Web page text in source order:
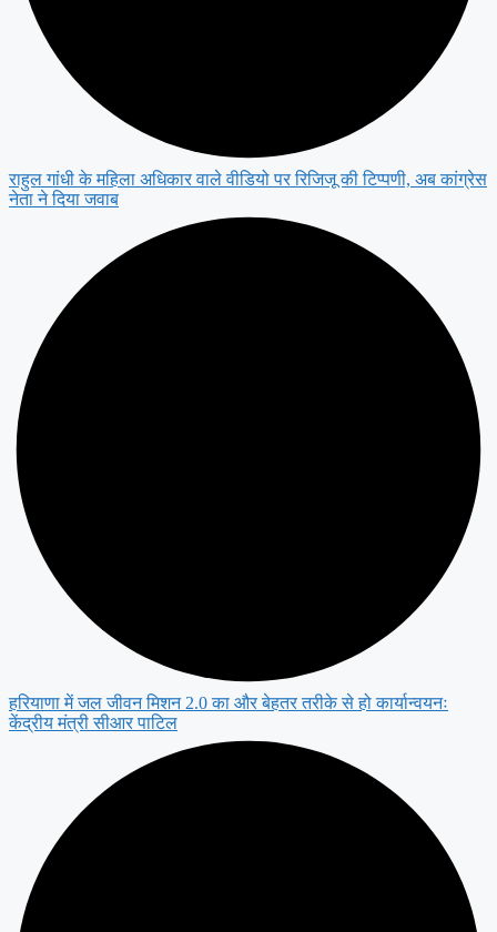
राहुल गांधी के महिला अधिकार वाले वीडियो पर रिजिजू की टिप्पणी, अब कांग्रेस
नेता ने दिया जवाब
हरियाणा में जल जीवन मिशन 2.0 का और बेहतर तरीके से हो कार्यान्वयनः
केंद्रीय मंत्री सीआर पाटिल